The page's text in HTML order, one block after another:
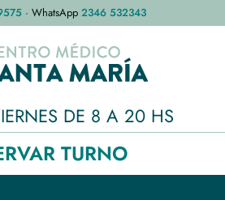
· WhatsApp 2346 532343
DE 8 A 20 HS
TURNO